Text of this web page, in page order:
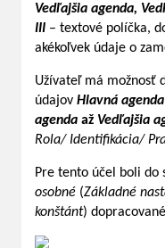
Vedľajšia agenda,
III – textové políčka,
akékoľvek údaje o
Užívateľ má možnosť
údajov Hlavná agenda
agenda až Vedľajšia
Rola/ Identifikácia/
Pre tento účel boli do
osobné (Základné
konštánt)